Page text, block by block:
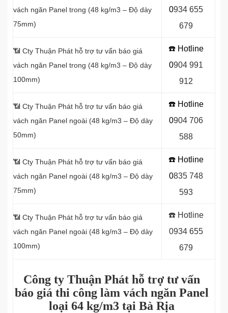
vách ngăn Panel trong (48 kg/m3 – Độ dày
75mm)
0934 655
679
📶 Cty Thuận Phát hỗ trợ tư vấn báo giá
vách ngăn Panel trong (48 kg/m3 – Độ dày
100mm)
☎️ Hotline
0904 991
912
📶 Cty Thuận Phát hỗ trợ tư vấn báo giá
vách ngăn Panel ngoài (48 kg/m3 – Độ dày
50mm)
☎️ Hotline
0904 706
588
📶 Cty Thuận Phát hỗ trợ tư vấn báo giá
vách ngăn Panel ngoài (48 kg/m3 – Độ dày
75mm)
☎️ Hotline
0835 748
593
📶 Cty Thuận Phát hỗ trợ tư vấn báo giá
vách ngăn Panel ngoài (48 kg/m3 – Độ dày
100mm)
☎️ Hotline
0934 655
679
Công ty Thuận Phát hỗ trợ tư vấn
báo giá thi công làm vách ngăn Panel
loại 64 kg/m3 tại Bà Rịa